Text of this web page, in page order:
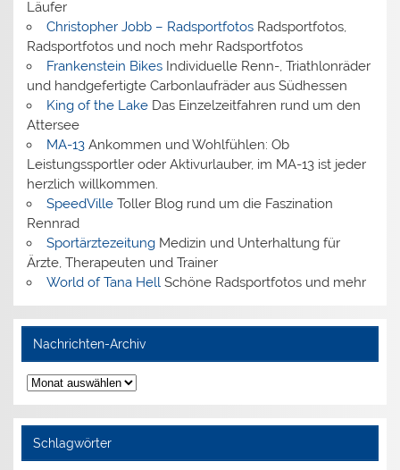
Läufer
Christopher Jobb – RadsportfotosRadsportfotos,
Radsportfotos und noch mehr Radsportfotos
Frankenstein BikesIndividuelle Renn-, Triathlonräder
und handgefertigte Carbonlaufräder aus Südhessen
King of the LakeDas Einzelzeitfahren rund um den
Attersee
MA-13Ankommen und Wohlfühlen: Ob
Leistungssportler oder Aktivurlauber, im MA-13 ist jeder
herzlich willkommen.
SpeedVilleToller Blog rund um die Faszination
Rennrad
SportärztezeitungMedizin und Unterhaltung für
Ärzte, Therapeuten und Trainer
World of Tana HellSchöne Radsportfotos und mehr
Nachrichten-Archiv
Nachrichten-
Archiv
Schlagwörter